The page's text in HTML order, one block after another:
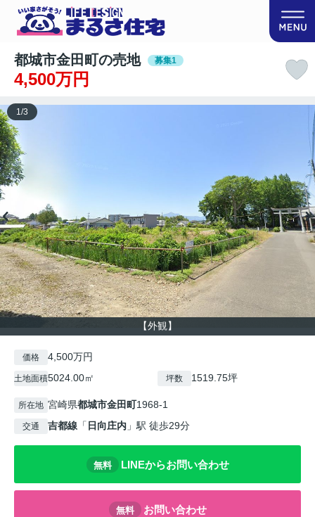
都城市金田町の売地 募集1
4,500万円
【外観】
1/3
価格 4,500万円
土地面積5024.00㎡ 坪数 1519.75坪
所在地 宮崎県都城市金田町1968-1
交通 吉都線 「 日向庄内 」駅 徒歩29分
無料 LINEからお問い合わせ
無料 お問い合わせ